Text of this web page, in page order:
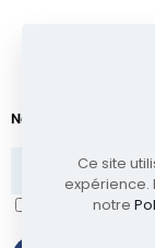
Newsletter
J'ai lu et
Ce site
expérience.
notre